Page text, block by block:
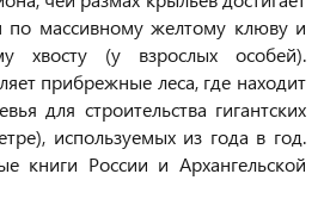
по массивному желтому клюву и
хвосту (у взрослых особей).
прибрежные леса, где находит
для строительства гигантских
используемых из года в год.
книги России и Архангельской